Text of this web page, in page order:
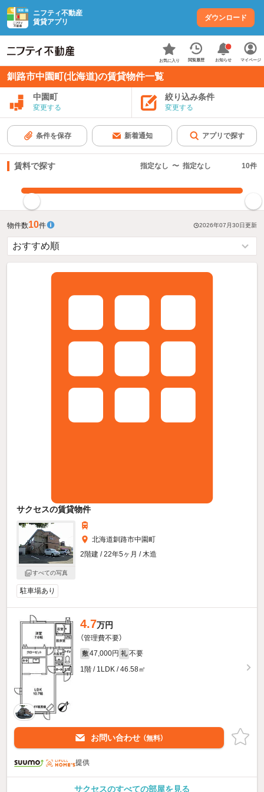
ニフティ不動産
賃貸アプリ
ダウンロード
お気に入り 閲覧履歴 お知らせ マイページ
釧路市中園町(北海道)の賃貸物件一覧
中園町
変更する
絞り込み条件
変更する
条件を保存 新着通知 アプリで探す
賃料で探す 指定なし 〜 指定なし 10件
物件数10件 2026年07月30日更新
サクセスの賃貸物件
すべての写真
北海道釧路市中園町
2階建 / 22年5ヶ月 / 木造
駐車場あり
4.7万円
（管理費不要）
敷 47,000円 礼 不要
1階 / 1LDK / 46.58㎡
お問い合わせ （無料）
提供
サクセスのすべての部屋を見る